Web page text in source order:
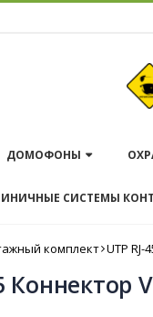
ДОМОФОНЫ
СИСТЕМЫ
комплект UTP RJ-
Коннектор